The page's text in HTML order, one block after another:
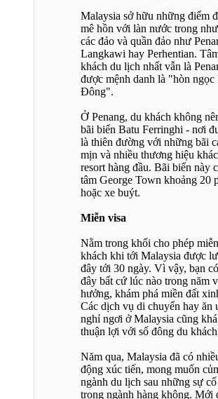
Malaysia sở hữu những điểm
mê hồn với làn nước trong
các đảo và quần đảo như
Langkawi hay Perhentian.
khách du lịch nhất vẫn là
được mệnh danh là "hòn ngọc
Đông".
Ở Penang, du khách không
bãi biển Batu Ferringhi - nơi
là thiên đường với những bãi
mịn và nhiều thương hiệu
resort hàng đầu. Bãi biển này
tâm George Town khoảng 20
hoặc xe buýt.
Miễn visa
Nằm trong khối cho phép
khách khi tới Malaysia được
đây tới 30 ngày. Vì vậy, bạn
đây bất cứ lúc nào trong năm
hưởng, khám phá miền đất
Các dịch vụ di chuyển hay ăn
nghỉ ngơi ở Malaysia cũng
thuận lợi với số đông du
Năm qua, Malaysia đã có
động xúc tiến, mong muốn
ngành du lịch sau những sự
trong ngành hàng không. Mới